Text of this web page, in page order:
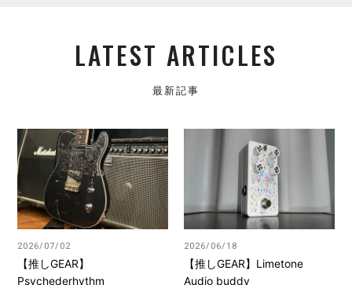
LATEST ARTICLES
最新記事
2026/07/02
【推しGEAR】
Psychederhythm
2026/06/18
【推しGEAR】Limetone
Audio buddy